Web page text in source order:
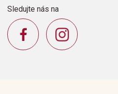
Sledujte nás na